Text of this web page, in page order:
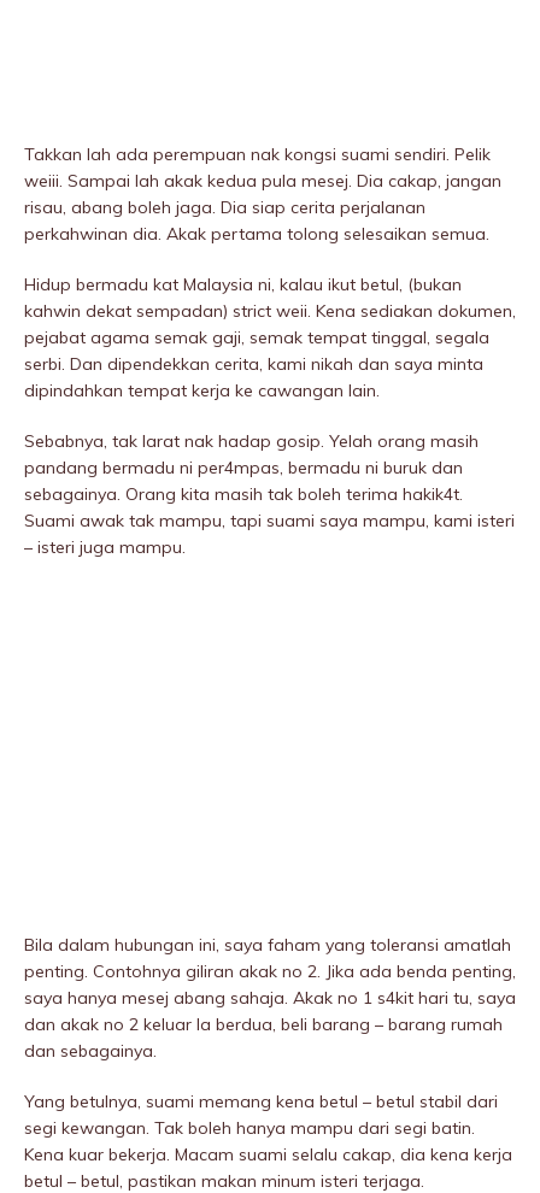
Takkan lah ada perempuan nak kongsi suami sendiri. Pelik
weiii. Sampai lah akak kedua pula mesej. Dia cakap, jangan
risau, abang boleh jaga. Dia siap cerita perjalanan
perkahwinan dia. Akak pertama tolong selesaikan semua.
Hidup bermadu kat Malaysia ni, kalau ikut betul, (bukan
kahwin dekat sempadan) strict weii. Kena sediakan dokumen,
pejabat agama semak gaji, semak tempat tinggal, segala
serbi. Dan dipendekkan cerita, kami nikah dan saya minta
dipindahkan tempat kerja ke cawangan lain.
Sebabnya, tak larat nak hadap gosip. Yelah orang masih
pandang bermadu ni per4mpas, bermadu ni buruk dan
sebagainya. Orang kita masih tak boleh terima hakik4t.
Suami awak tak mampu, tapi suami saya mampu, kami isteri
– isteri juga mampu.
Bila dalam hubungan ini, saya faham yang toleransi amatlah
penting. Contohnya giliran akak no 2. Jika ada benda penting,
saya hanya mesej abang sahaja. Akak no 1 s4kit hari tu, saya
dan akak no 2 keluar la berdua, beli barang – barang rumah
dan sebagainya.
Yang betulnya, suami memang kena betul – betul stabil dari
segi kewangan. Tak boleh hanya mampu dari segi batin.
Kena kuar bekerja. Macam suami selalu cakap, dia kena kerja
betul – betul, pastikan makan minum isteri terjaga.